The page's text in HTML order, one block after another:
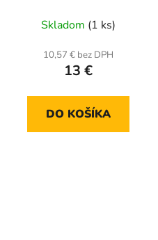
Skladom (1 ks)
10,57 € bez DPH
13 €
DO KOŠÍKA